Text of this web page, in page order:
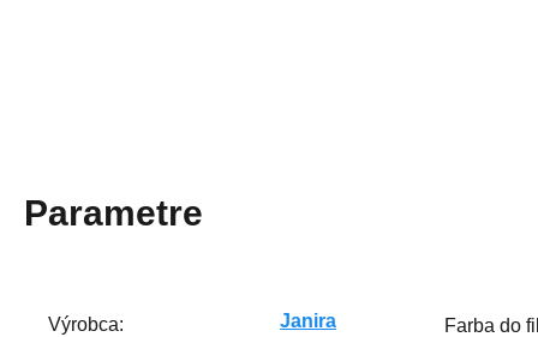
Parametre
Výrobca: Janira Farba do